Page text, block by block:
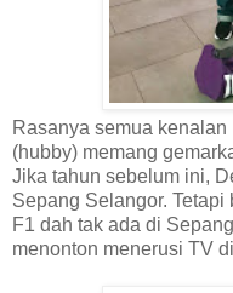
Rasanya semua
(hubby) memang
Jika tahun sebelum ini,
Sepang Selangor.
F1 dah tak ada di
menonton menerusi TV